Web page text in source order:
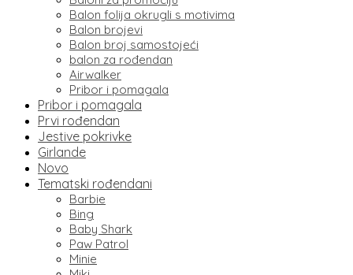
Balon folija okrugli s motivima
Balon brojevi
Balon broj samostojeći
balon za rođendan
Airwalker
Pribor i pomagala
Pribor i pomagala
Prvi rođendan
Jestive pokrivke
Girlande
Novo
Tematski rođendani
Barbie
Bing
Baby Shark
Paw Patrol
Minie